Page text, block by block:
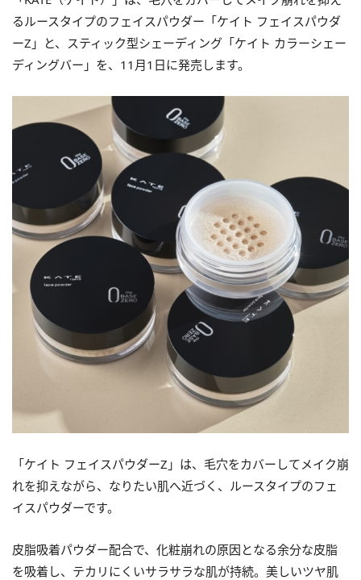
るルースタイプのフェイスパウダー「ケイト フェイスパウダ
ーZ」と、スティック型シェーディング「ケイト カラーシェー
ディングバー」を、11月1日に発売します。
「ケイト フェイスパウダーZ」は、毛穴をカバーしてメイク崩
れを抑えながら、なりたい肌へ近づく、ルースタイプのフェ
イスパウダーです。
皮脂吸着パウダー配合で、化粧崩れの原因となる余分な皮脂
を吸着し、テカリにくいサラサラな肌が持続。美しいツヤ肌